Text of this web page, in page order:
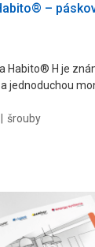
–
Habito® H je
jednoduchou
šrouby